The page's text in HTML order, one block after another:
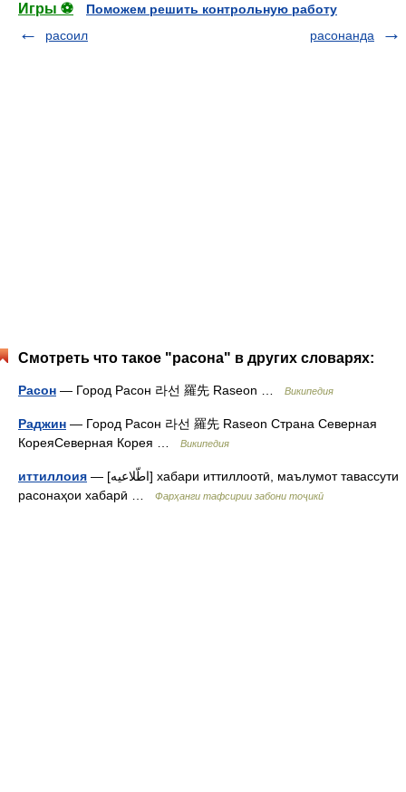
Игры ⚽
Поможем решить контрольную работу
расоил
расонанда
Смотреть что такое "расона" в других словарях:
Расон — Город Расон 라선 羅先 Raseon … Википедия
Раджин — Город Расон 라선 羅先 Raseon Страна Северная
КореяСеверная Корея …
Википедия
иттиллоия — [اطّلاعيه] хабари иттиллоотӣ, маълумот тавассути
расонаҳои хабарӣ …
Фарҳанги тафсирии забони тоҷикӣ